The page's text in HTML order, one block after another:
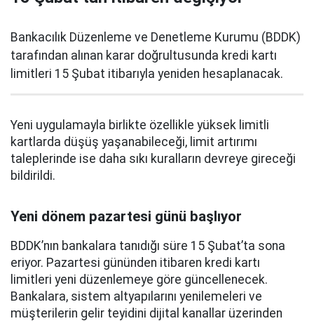
Bankacılık Düzenleme ve Denetleme Kurumu (BDDK)
tarafından alınan karar doğrultusunda kredi kartı
limitleri 15 Şubat itibarıyla yeniden hesaplanacak.
Yeni uygulamayla birlikte özellikle yüksek limitli
kartlarda düşüş yaşanabileceği, limit artırımı
taleplerinde ise daha sıkı kuralların devreye gireceği
bildirildi.
Yeni dönem pazartesi günü başlıyor
BDDK’nın bankalara tanıdığı süre 15 Şubat’ta sona
eriyor. Pazartesi gününden itibaren kredi kartı
limitleri yeni düzenlemeye göre güncellenecek.
Bankalara, sistem altyapılarını yenilemeleri ve
müşterilerin gelir teyidini dijital kanallar üzerinden